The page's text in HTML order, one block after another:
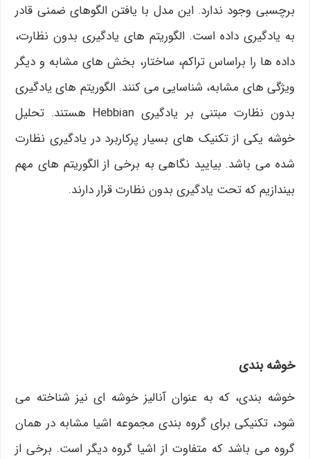
برچسبی وجود ندارد. این مدل با یافتن الگوهای ضمنی قادر
به یادگیری داده است. الگوریتم های یادگیری بدون نظارت،
داده ها را براساس تراکم، ساختار، بخش های مشابه و دیگر
ویژگی های مشابه، شناسایی می کنند. الگوریتم های یادگیری
بدون نظارت مبتنی بر یادگیری Hebbian هستند. تحلیل
خوشه یکی از تکنیک های بسیار پرکاربرد در یادگیری نظارت
شده می باشد. بیایید نگاهی به برخی از الگوریتم های مهم
بیندازیم که تحت یادگیری بدون نظارت قرار دارند.
خوشه بندی
خوشه بندی، که به عنوان آنالیز خوشه ای نیز شناخته می
شود، تکنیکی برای گروه بندی مجموعه اشیا مشابه در همان
گروه می باشد که متفاوت از اشیا گروه دیگر است. برخی از